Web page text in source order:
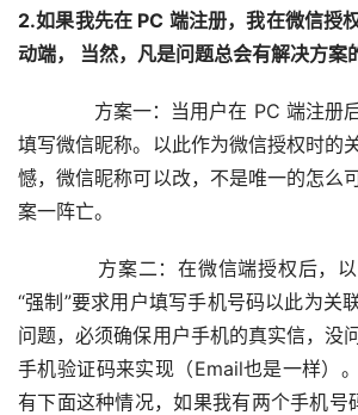
2.如果我先在 PC 端注册，我在微信授
动端， 当然，凡是问题总会有解决方案
方案一：当用户在 PC 端注册后
填写微信昵称。以此作为微信授权时的
憾，微信昵称可以改，不是唯一的怎么
案一阵亡。
方案二：在微信端授权后，以
“强制”要求用户填写手机号码以此为关
问题，必须确保用户手机的真实信，没
手机验证码来实现（Email也是一样）
有下面这种情况，如果我有两个手机号